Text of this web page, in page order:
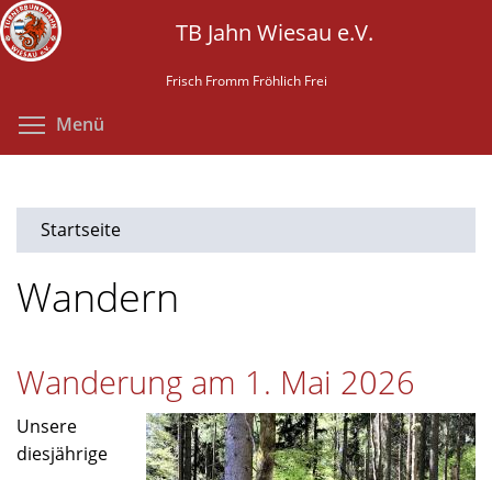
Direkt
zum
Inhalt
TB Jahn Wiesau e.V.
Frisch Fromm Fröhlich Frei
Menü
Startseite
Wandern
Wanderung am 1. Mai 2026
Unsere
diesjährige